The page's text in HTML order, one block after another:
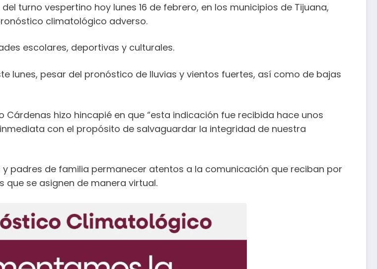
turno vespertino hoy lunes 16 de febrero, en los municipios de Tijuana,
climatológico adverso.
escolares, deportivas y culturales.
lunes, pesar del pronóstico de lluvias y vientos fuertes, así como de bajas
hizo hincapié en que “esta indicación fue recibida hace unos
con el propósito de salvaguardar la integridad de nuestra
padres de familia permanecer atentos a la comunicación que reciban por
se asignen de manera virtual.